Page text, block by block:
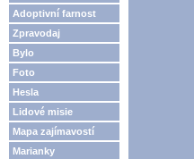
Adoptivní farnost
Zpravodaj
Bylo
Foto
Hesla
Lidové misie
Mapa zajímavostí
Marianky